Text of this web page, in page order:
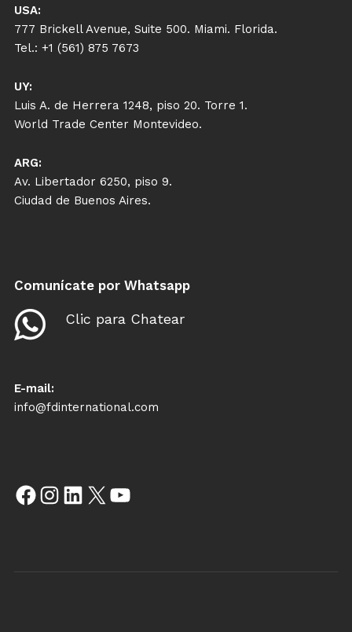
USA:
777 Brickell Avenue, Suite 500. Miami. Florida.
Tel.: +1 (561) 875 7673
UY:
Luis A. de Herrera 1248, piso 20. Torre 1.
World Trade Center Montevideo.
ARG:
Av. Libertador 6250, piso 9.
Ciudad de Buenos Aires.
Comunícate por Whatsapp
Clic para Chatear
E-mail:
info@fdinternational.com